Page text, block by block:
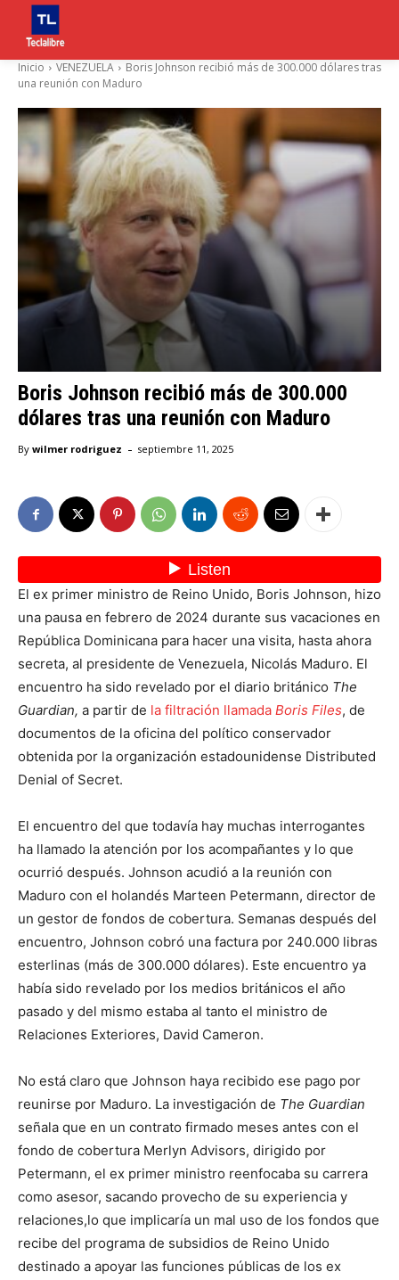
Inicio VENEZUELA
Boris Johnson recibió más de 300.000 dólares tras
una reunión con Maduro
Boris Johnson recibió más de 300.000
dólares tras una reunión con Maduro
By wilmer rodriguez - septiembre 11, 2025
El ex primer ministro de Reino Unido, Boris Johnson, hizo
una pausa en febrero de 2024 durante sus vacaciones en
República Dominicana para hacer una visita, hasta ahora
secreta, al presidente de Venezuela, Nicolás Maduro. El
encuentro ha sido revelado por el diario británico The
Guardian, a partir de la filtración llamada Boris Files, de
documentos de la oficina del político conservador
obtenida por la organización estadounidense Distributed
Denial of Secret.
El encuentro del que todavía hay muchas interrogantes
ha llamado la atención por los acompañantes y lo que
ocurrió después. Johnson acudió a la reunión con
Maduro con el holandés Marteen Petermann, director de
un gestor de fondos de cobertura. Semanas después del
encuentro, Johnson cobró una factura por 240.000 libras
esterlinas (más de 300.000 dólares). Este encuentro ya
había sido revelado por los medios británicos el año
pasado y del mismo estaba al tanto el ministro de
Relaciones Exteriores, David Cameron.
No está claro que Johnson haya recibido ese pago por
reunirse por Maduro. La investigación de The Guardian
señala que en un contrato firmado meses antes con el
fondo de cobertura Merlyn Advisors, dirigido por
Petermann, el ex primer ministro reenfocaba su carrera
como asesor, sacando provecho de su experiencia y
relaciones,lo que implicaría un mal uso de los fondos que
recibe del programa de subsidios de Reino Unido
destinado a apoyar las funciones públicas de los ex